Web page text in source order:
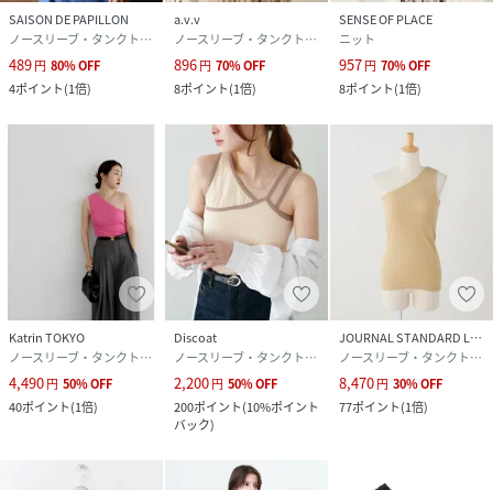
SAISON DE PAPILLON
ノースリーブ・タンクトップ
489円 80%OFF
4ポイント(1倍)
a.v.v
ノースリーブ・タンクトップ
896円 70%OFF
8ポイント(1倍)
SENSE OF PLACE
ニット
957円 70%OFF
8ポイント(1倍)
Katrin TOKYO
ノースリーブ・タンクトップ
4,490円 50%OFF
40ポイント(1倍)
Discoat
ノースリーブ・タンクトップ
2,200円 50%OFF
200ポイント(10%ポイント
バック)
JOURNAL STANDARD L'ESSAGE
ノースリーブ・タンクトップ
8,470円 30%OFF
77ポイント(1倍)